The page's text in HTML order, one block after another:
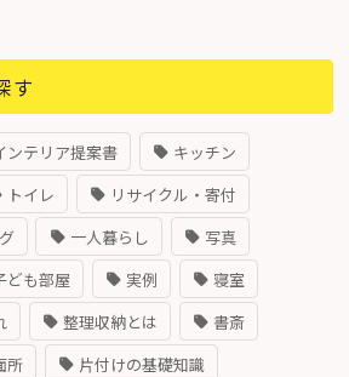
す
ンテリア提案書
キッチン
トイレ
リサイクル・寄付
一人暮らし
写真
ども部屋 実例
寝室
整理収納とは
書斎
所
片付けの基礎知識